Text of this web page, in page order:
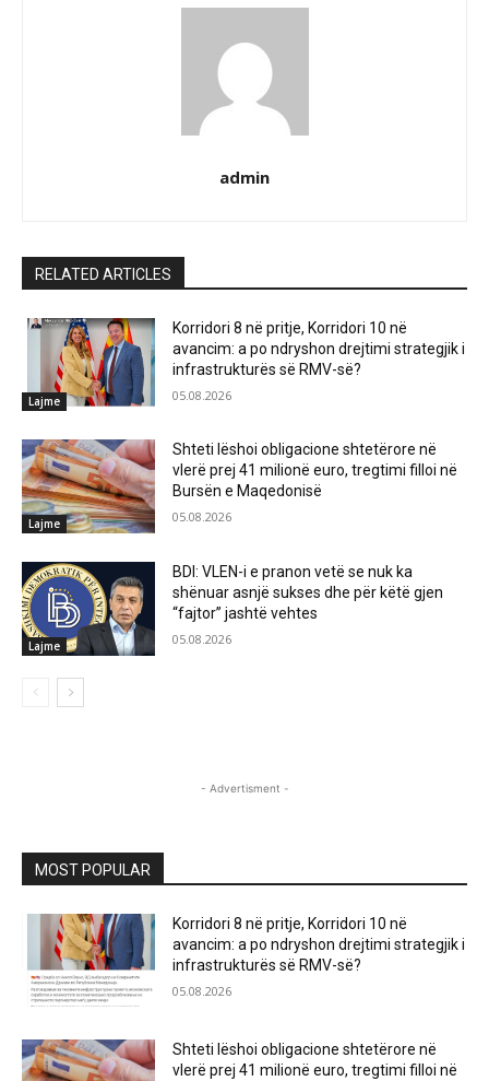
admin
RELATED ARTICLES
Lajme
Korridori 8 në pritje, Korridori 10 në
avancim: a po ndryshon drejtimi strategjik i
infrastrukturës së RMV-së?
05.08.2026
Lajme
Shteti lëshoi obligacione shtetërore në
vlerë prej 41 milionë euro, tregtimi filloi në
Bursën e Maqedonisë
05.08.2026
Lajme
BDI: VLEN-i e pranon vetë se nuk ka
shënuar asnjë sukses dhe për këtë gjen
“fajtor” jashtë vehtes
05.08.2026
- Advertisment -
MOST POPULAR
Korridori 8 në pritje, Korridori 10 në
avancim: a po ndryshon drejtimi strategjik i
infrastrukturës së RMV-së?
05.08.2026
Shteti lëshoi obligacione shtetërore në
vlerë prej 41 milionë euro, tregtimi filloi në